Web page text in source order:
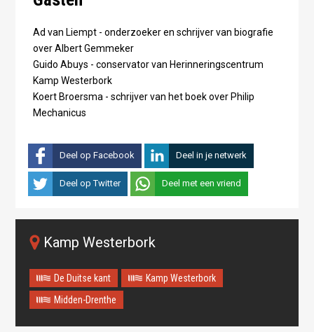
Ad van Liempt - onderzoeker en schrijver van biografie
over Albert Gemmeker
Guido Abuys - conservator van Herinneringscentrum
Kamp Westerbork
Koert Broersma - schrijver van het boek over Philip
Mechanicus
Deel op Facebook Deel in je netwerk
Deel op Twitter Deel met een vriend
Kamp Westerbork
De Duitse kant
Kamp Westerbork
Midden-Drenthe